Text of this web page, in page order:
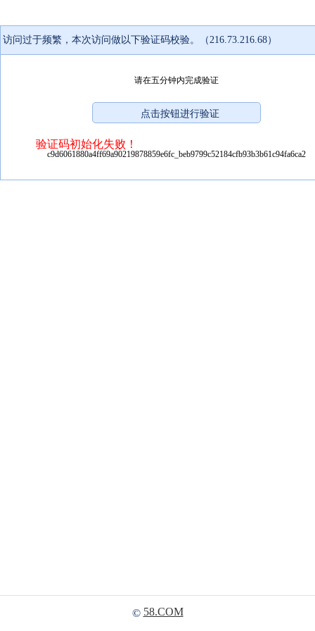
访问过于频繁，本次访问做以下验证码校验。（216.73.216.68）
请在五分钟内完成验证
验证码初始化失败！
c9d6061880a4ff69a90219878859e6fc_beb9799c52184cfb93b3b61c94fa6ca2
© 58.COM